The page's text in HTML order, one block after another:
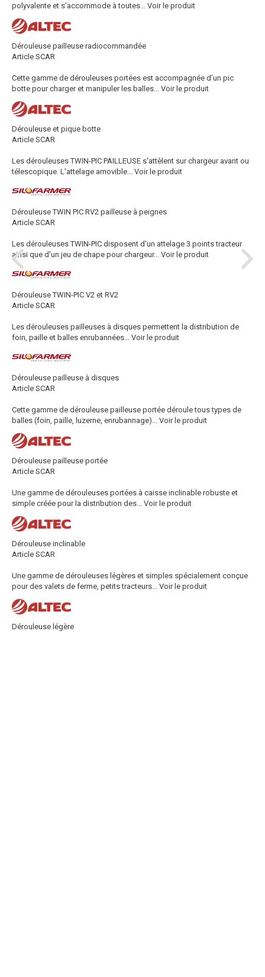
polyvalente et s’accommode à toutes... Voir le produit
Dérouleuse pailleuse radiocommandée
Article SCAR
Cette gamme de dérouleuses portées est accompagnée d’un pic
botte pour charger et manipuler les balles... Voir le produit
Dérouleuse et pique botte
Article SCAR
Les dérouleuses TWIN-PIC PAILLEUSE s'attèlent sur chargeur avant ou
télescopique. L'attelage amovible... Voir le produit
Dérouleuse TWIN PIC RV2 pailleuse à peignes
Article SCAR
Les dérouleuses TWIN-PIC disposent d'un attelage 3 points tracteur
ainsi que d'un jeu de chape pour chargeur... Voir le produit
Dérouleuse TWIN-PIC V2 et RV2
Article SCAR
Les dérouleuses pailleuses à disques permettent la distribution de
foin, paille et balles enrubannées... Voir le produit
Dérouleuse pailleuse à disques
Article SCAR
Cette gamme de dérouleuse pailleuse portée déroule tous types de
balles (foin, paille, luzerne, enrubannage)... Voir le produit
Dérouleuse pailleuse portée
Article SCAR
Une gamme de dérouleuses portées à caisse inclinable robuste et
simple créée pour la distribution des... Voir le produit
Dérouleuse inclinable
Article SCAR
Une gamme de dérouleuses légères et simples spécialement conçue
pour des valets de ferme, petits tracteurs... Voir le produit
Dérouleuse légère